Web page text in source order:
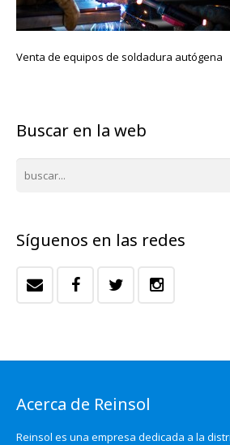
Venta de equipos de soldadura autógena
Buscar en la web
Síguenos en las redes
Acerca de Reinsol
Reinsol es una empresa dedicada a la